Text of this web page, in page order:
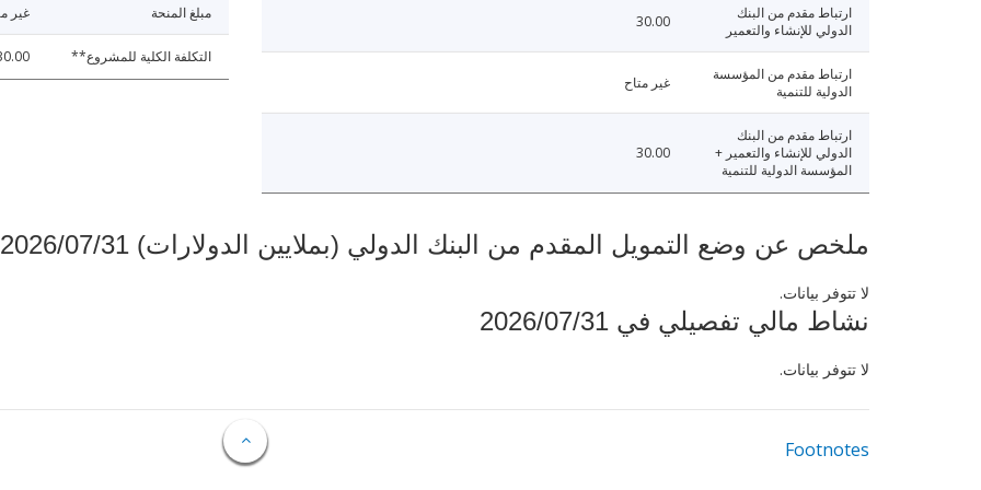
ارتباط مقدم من البنك
الدولي للإنشاء والتعمير
30.00
ارتباط مقدم من المؤسسة
الدولية للتنمية
غير متاح
ارتباط مقدم من البنك
الدولي للإنشاء والتعمير +
المؤسسة الدولية للتنمية
30.00
مبلغ المنحة غير
التكلفة الكلية للمشروع**
ملخص عن وضع التمويل المقدم من البنك الدولي (بملايين الدولارات) 2026/07/31
لا تتوفر بيانات.
نشاط مالي تفصيلي في 2026/07/31
لا تتوفر بيانات.
Footnotes